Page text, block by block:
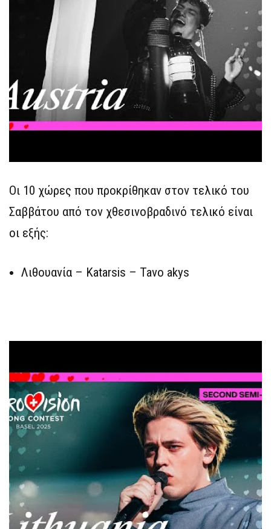
Οι 10 χώρες που προκρίθηκαν στον τελικό του
Σαββάτου από τον χθεσινοβραδινό τελικό είναι
οι εξής:
Λιθουανία – Katarsis – Tavo akys